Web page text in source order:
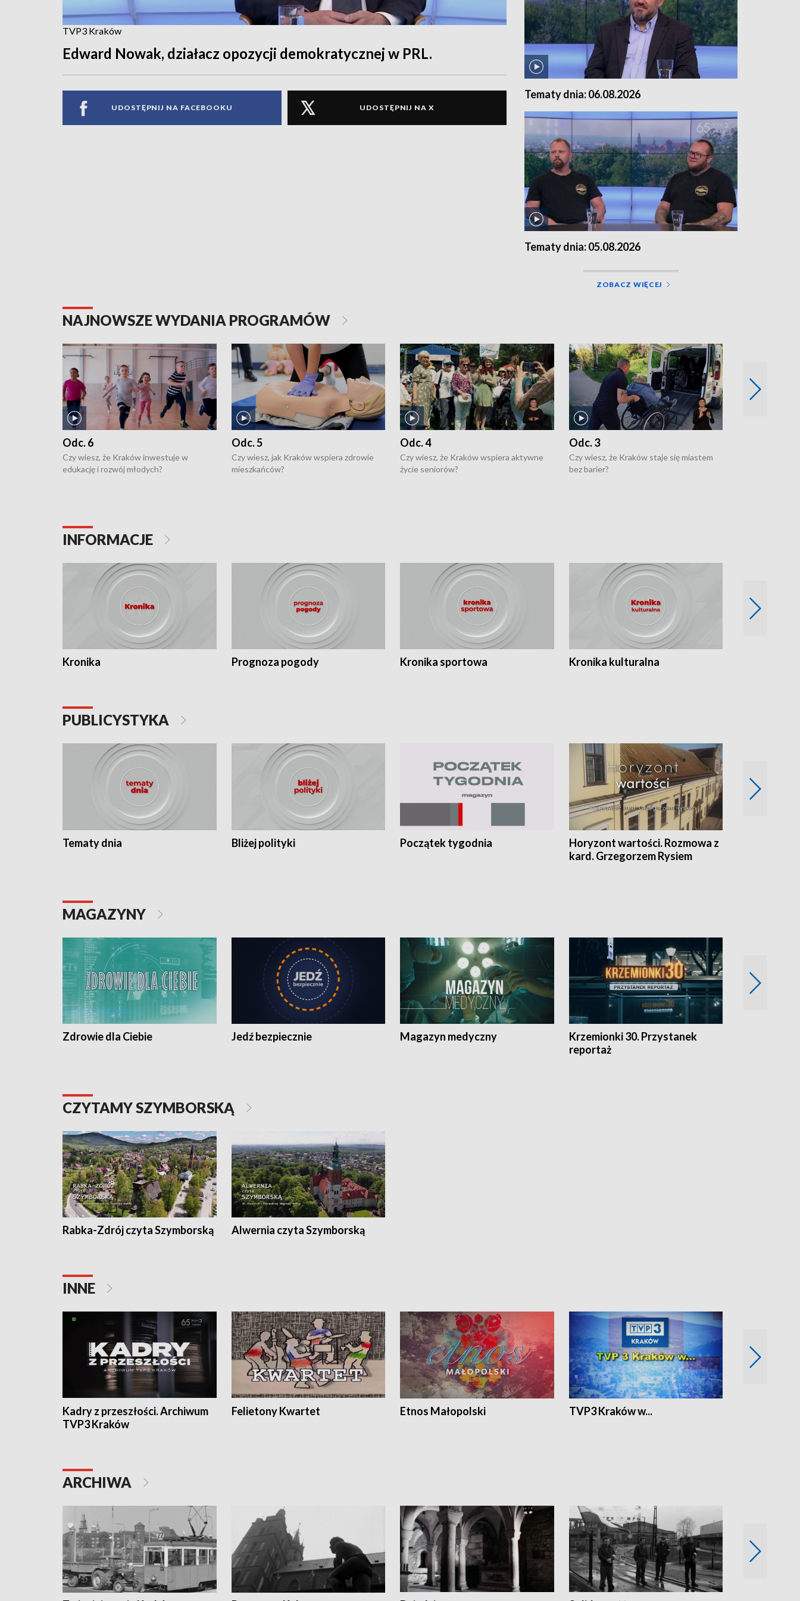
TVP3 Kraków
Edward Nowak, działacz opozycji demokratycznej w PRL.
UDOSTĘPNIJ NA FACEBOOKU UDOSTĘPNIJ NA X
Tematy dnia: 06.08.2026
Tematy dnia: 05.08.2026
ZOBACZ WIĘCEJ
NAJNOWSZE WYDANIA PROGRAMÓW
Odc. 6
Czy wiesz, że Kraków inwestuje w
edukację i rozwój młodych?
Odc. 5
Czy wiesz, jak Kraków wspiera zdrowie
mieszkańców?
Odc. 4
Czy wiesz, że Kraków wspiera aktywne
życie seniorów?
Odc. 3
Czy wiesz, że Kraków staje się miastem
bez barier?
INFORMACJE
Kronika Prognoza pogody Kronika sportowa Kronika kulturalna
PUBLICYSTYKA
Tematy dnia Bliżej polityki Początek tygodnia
Horyzont wartości. Rozmowa z
kard. Grzegorzem Rysiem
MAGAZYNY
Zdrowie dla Ciebie Jedź bezpiecznie Magazyn medyczny
Krzemionki 30. Przystanek
reportaż
CZYTAMY SZYMBORSKĄ
Rabka-Zdrój czyta Szymborską Alwernia czyta Szymborską
INNE
Kadry z przeszłości. Archiwum
TVP3 Kraków
Felietony Kwartet Etnos Małopolski TVP3 Kraków w...
ARCHIWA